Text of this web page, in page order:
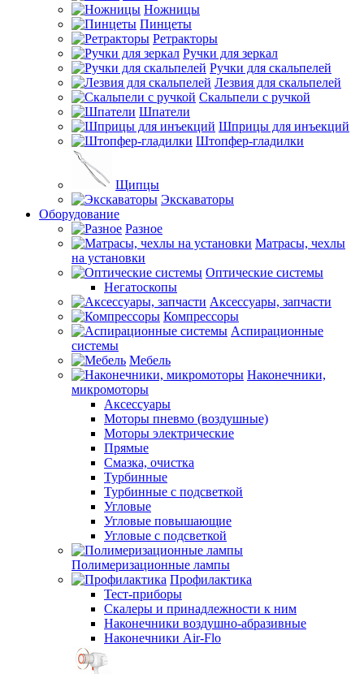
Ножницы
Пинцеты
Ретракторы
Ручки для зеркал
Ручки для скальпелей
Лезвия для скальпелей
Скальпели с ручкой
Шпатели
Шприцы для инъекций
Штопфер-гладилки
Щипцы
Экскаваторы
Оборудование
Разное
Матрасы, чехлы
на установки
Оптические системы
Негатоскопы
Аксессуары, запчасти
Компрессоры
Аспирационные
системы
Мебель
Наконечники,
микромоторы
Аксессуары
Моторы пневмо (воздушные)
Моторы электрические
Прямые
Смазка, очистка
Турбинные
Турбинные с подсветкой
Угловые
Угловые повышающие
Угловые с подсветкой
Полимеризационные лампы
Профилактика
Тест-приборы
Скалеры и принадлежности к ним
Наконечники воздушно-абразивные
Наконечники Air-Flo